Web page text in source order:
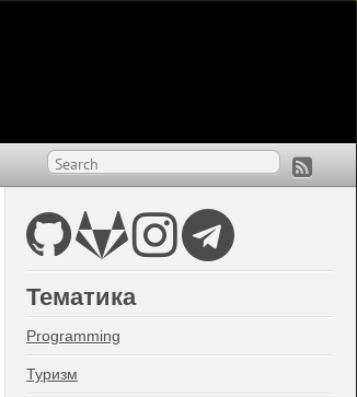
Тематика
Programming
Туризм